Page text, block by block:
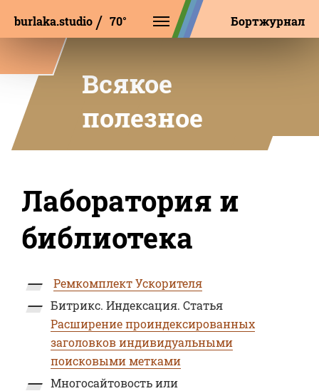
burlaka.studio
Б
М
И
П Бортжурнал
Всякое
полезное
Лаборатория и
библиотека
Ремкомплект Ускорителя
Битрикс. Индексация. Статья
Расширение проиндексированных
заголовков индивидуальными
поисковыми метками
Многосайтовость или